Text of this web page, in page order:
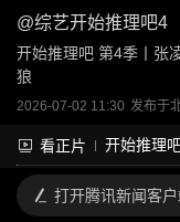
@综艺开始推理吧4
开始推理吧 第4季丨张
狼
2026-07-02 11:30 发布于
看正片 开始推理
打开腾讯新闻客